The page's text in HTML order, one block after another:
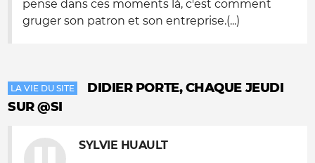
pense dans ces moments là, c'est comment
gruger son patron et son entreprise.(...)
LA VIE DU SITE
DIDIER PORTE, CHAQUE JEUDI
SUR @SI
SYLVIE HUAULT